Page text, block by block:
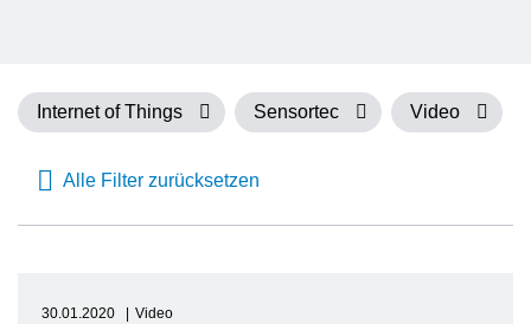
Internet of Things Sensortec Video
Alle Filter zurücksetzen
30.01.2020 Video